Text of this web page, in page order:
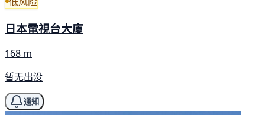
日本電視台大廈
168 m
暂无出没
通知